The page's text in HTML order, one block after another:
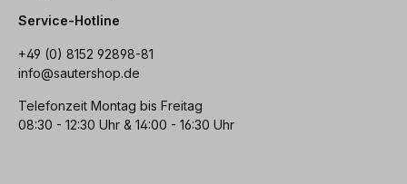
Service-Hotline
+49 (0) 8152 92898-81
info@sautershop.de
Telefonzeit Montag bis Freitag
08:30 - 12:30 Uhr & 14:00 - 16:30 Uhr